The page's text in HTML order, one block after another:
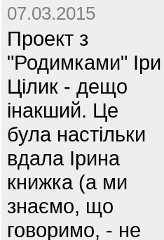
07.03.2015
Проект з
"Родимками" Іри
Цілик - дещо
інакший. Це
була настільки
вдала Ірина
книжка (а ми
знаємо, що
говоримо, - не